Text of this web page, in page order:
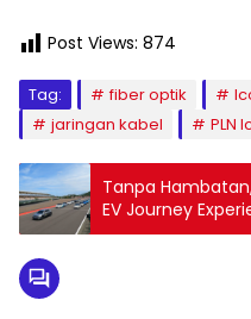
Post Views: 874
Tag: fiber optik
jaringan kabel
PLN
Tanpa
EV Journey